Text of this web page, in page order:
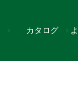
カタログ